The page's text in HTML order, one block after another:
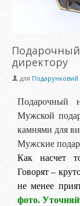
директору
для Подарунковий
Подарочный
Мужской
камнями для
Мужские
Как насчет
Говорят –
не менее
фото.